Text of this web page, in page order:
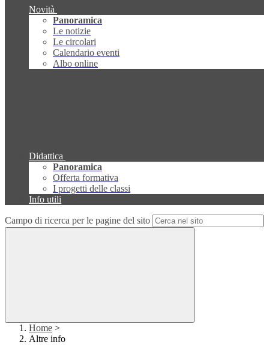
Novità
Panoramica
Le notizie
Le circolari
Calendario eventi
Albo online
Didattica
Panoramica
Offerta formativa
I progetti delle classi
Info utili
Campo di ricerca per le pagine del sito
Home >
Altre info